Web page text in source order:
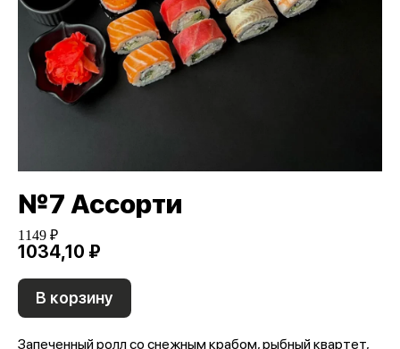
№7 Ассорти
1149 ₽
1034,10 ₽
В корзину
Запеченный ролл со снежным крабом, рыбный квартет,